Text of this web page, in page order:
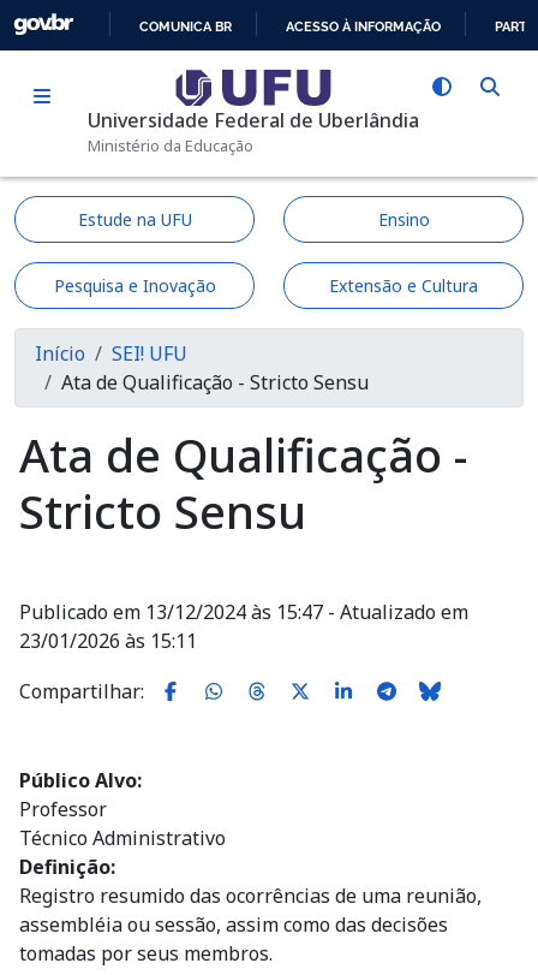
Pular para o conteúdo principal
PARA
O
COMUNICA BR ACESSO À INFORMAÇÃO
Universidade Federal de Uberlândia
Ministério da Educação
Estude na UFU Ensino
Pesquisa e Inovação Extensão e Cultura
Trilha de navegação
Início
SEI! UFU
Ata de Qualificação - Stricto Sensu
Ata de Qualificação -
Stricto Sensu
Publicado em 13/12/2024 às 15:47 - Atualizado em
23/01/2026 às 15:11
Compartilhar:
Público Alvo
Professor
Técnico Administrativo
Definição
Registro resumido das ocorrências de uma reunião,
assembléia ou sessão, assim como das decisões
tomadas por seus membros.